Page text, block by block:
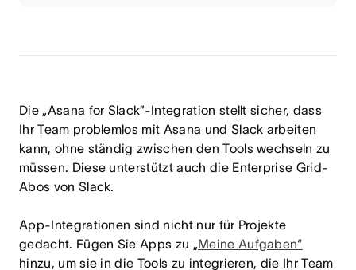
Die „Asana for Slack”-Integration stellt sicher, dass
Ihr Team problemlos mit Asana und Slack arbeiten
kann, ohne ständig zwischen den Tools wechseln zu
müssen. Diese unterstützt auch die Enterprise Grid-
Abos von Slack.
App-Integrationen sind nicht nur für Projekte
gedacht. Fügen Sie Apps zu „Meine Aufgaben“
hinzu, um sie in die Tools zu integrieren, die Ihr Team